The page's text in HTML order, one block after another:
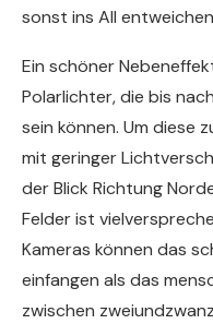
sonst ins All
Ein schöner
Polarlichter, die bis
sein können. Um diese
mit geringer
der Blick Richtung
Felder ist
Kameras können das
einfangen als das
zwischen